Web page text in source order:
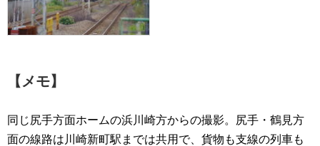
【メモ】
同じ尻手方面ホームの浜川崎方からの撮影。尻手・鶴見方
面の線路は川崎新町駅までは共用で、貨物も支線の列車も